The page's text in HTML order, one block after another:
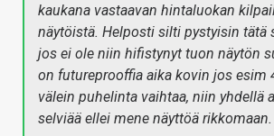
kaukana vastaavan hintaluokan
näytöistä. Helposti silti pystyisin tätä
jos ei ole niin hifistynyt tuon näytön
on futureprooffia aika kovin jos esim
välein puhelinta vaihtaa, niin yhdellä
selviää ellei mene näyttöä rikkomaan.